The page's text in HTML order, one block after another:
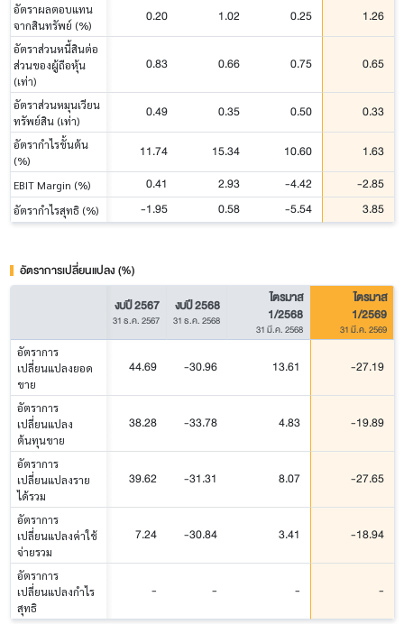
อัตราผลตอบแทน
จากสินทรัพย์ (%)
0.20 1.02 0.25 1.26
อัตราส่วนหนี้สินต่อ
ส่วนของผู้ถือหุ้น
(เท่า)
0.83 0.66 0.75 0.65
อัตราส่วนหมุนเวียน
ทรัพย์สิน (เท่า)
0.49 0.35 0.50 0.33
อัตรากำไรขั้นต้น
(%)
11.74 15.34 10.60 1.63
EBIT Margin (%) 0.41 2.93 -4.42 -2.85
อัตรากำไรสุทธิ (%) -1.95 0.58 -5.54 3.85
อัตราการเปลี่ยนแปลง (%)
งบปี 2567
31 ธ.ค. 2567
งบปี 2568
31 ธ.ค. 2568
ไตรมาส
1/2568
31 มี.ค. 2568
ไตรมาส
1/2569
31 มี.ค. 2569
อัตราการ
เปลี่ยนแปลงยอด
ขาย
44.69 -30.96 13.61 -27.19
อัตราการ
เปลี่ยนแปลง
ต้นทุนขาย
38.28 -33.78 4.83 -19.89
อัตราการ
เปลี่ยนแปลงราย
ได้รวม
39.62 -31.31 8.07 -27.65
อัตราการ
เปลี่ยนแปลงค่าใช้
จ่ายรวม
7.24 -30.84 3.41 -18.94
อัตราการ
เปลี่ยนแปลงกำไร
สุทธิ
- - - -